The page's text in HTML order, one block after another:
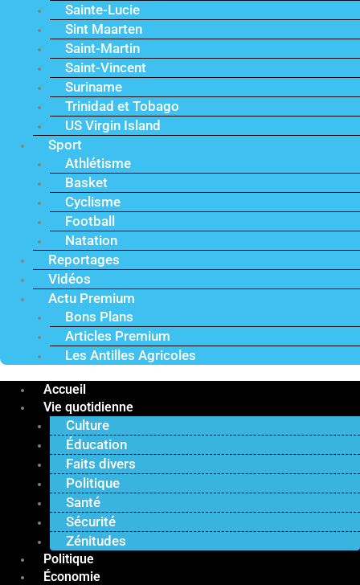
Sainte-Lucie
Sint Maarten
Saint-Martin
Saint-Vincent
Suriname
Trinidad et Tobago
US Virgin Island
Sport
Athlétisme
Basket
Cyclisme
Football
Natation
Reportages
Vidéos
Actu Premium
Bons Plans
Articles Premium
Les Antilles Agricoles
Accueil
Vie quotidienne
Culture
Éducation
Faits divers
Politique
Santé
Sécurité
Zénitudes
Politique
Économie